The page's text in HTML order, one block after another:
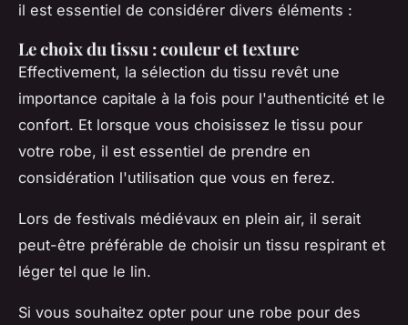
il est essentiel de considérer divers éléments :
Le choix du tissu : couleur et texture
Effectivement, la sélection du tissu revêt une
importance capitale à la fois pour l'authenticité et le
confort. Et lorsque vous choisissez le tissu pour
votre robe, il est essentiel de prendre en
considération l'utilisation que vous en ferez.
Lors de festivals médiévaux en plein air, il serait
peut-être préférable de choisir un tissu respirant et
léger tel que le lin.
Si vous souhaitez opter pour une robe pour des